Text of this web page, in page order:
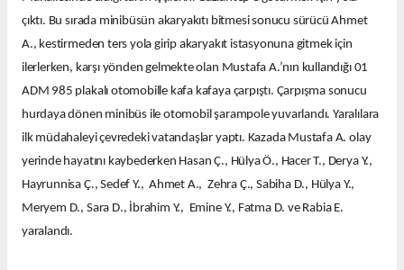
çıktı. Bu sırada minibüsün akaryakıtı bitmesi sonucu sürücü Ahmet
A., kestirmeden ters yola girip akaryakıt istasyonuna gitmek için
ilerlerken, karşı yönden gelmekte olan Mustafa A.’nın kullandığı 01
ADM 985 plakalı otomobille kafa kafaya çarpıştı. Çarpışma sonucu
hurdaya dönen minibüs ile otomobil şarampole yuvarlandı. Yaralılara
ilk müdahaleyi çevredeki vatandaşlar yaptı. Kazada Mustafa A. olay
yerinde hayatını kaybederken Hasan Ç., Hülya Ö., Hacer T., Derya Y.,
Hayrunnisa Ç., Sedef Y., Ahmet A., Zehra Ç., Sabiha D., Hülya Y.,
Meryem D., Sara D., İbrahim Y., Emine Y., Fatma D. ve Rabia E.
yaralandı.